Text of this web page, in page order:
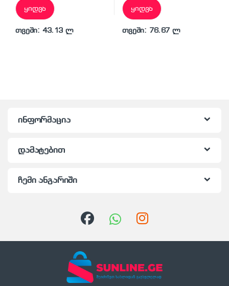
ყიდვა
თვეში: 43.13 ლ
ყიდვა
თვეში: 76.67 ლ
ინფორმაცია
დამატებით
ჩემი ანგარიში